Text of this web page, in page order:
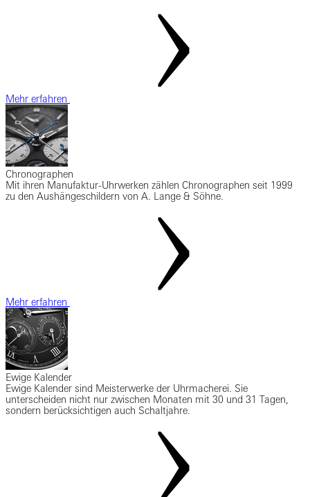
Mehr erfahren
Chronographen
Mit ihren Manufaktur-Uhrwerken zählen Chronographen seit 1999
zu den Aushängeschildern von A. Lange & Söhne.
Mehr erfahren
Ewige Kalender
Ewige Kalender sind Meisterwerke der Uhrmacherei. Sie
unterscheiden nicht nur zwischen Monaten mit 30 und 31 Tagen,
sondern berücksichtigen auch Schaltjahre.